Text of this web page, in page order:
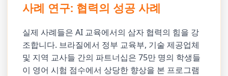
사례 연구: 협력의 성공 사례
실제 사례들은 AI 교육에서의 삼자 협력의 힘을 강
조합니다. 브라질에서 정부 교육부, 기술 제공업체
및 지역 교사들 간의 파트너십은 75만 명의 학생들
이 영어 시험 점수에서 상당한 향상을 본 프로그램